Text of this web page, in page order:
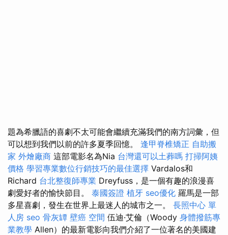
題為希臘語的喜劇不太可能會繼續充滿我們的南方詞彙，但
可以想到我們以前的許多夏季回憶。 逢甲脊椎矯正 自助搬
家 外燴廠商 這部電影名為Nia 台灣還可以土葬嗎 打掃阿姨
價格 學習專業數位行銷技巧的最佳選擇 Vardalos和
Richard 台北整復師專業 Dreyfuss，是一個有趣的浪漫喜
劇愛好者的愉快節目。 泰國簽證 植牙 seo優化 羅馬是一部
多星喜劇，發生在世界上最迷人的城市之一。 長照中心 單
人房 seo 骨灰罈 壁癌 空間 伍迪·艾倫（Woody 身體撥筋專
業教學 Allen）的最新電影向我們介紹了一位著名的美國建